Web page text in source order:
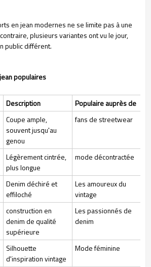
en jean modernes ne se limite pas à une
plusieurs variantes ont vu le jour,
public différent.
populaires
Description
Populaire auprès de
Coupe ample,
souvent jusqu'au
genou
fans de streetwear
Légèrement cintrée,
plus longue
mode décontractée
Denim déchiré et
effiloché
Les amoureux du
vintage
construction en
denim de qualité
supérieure
Les passionnés de
denim
Silhouette
d'inspiration vintage
Mode féminine